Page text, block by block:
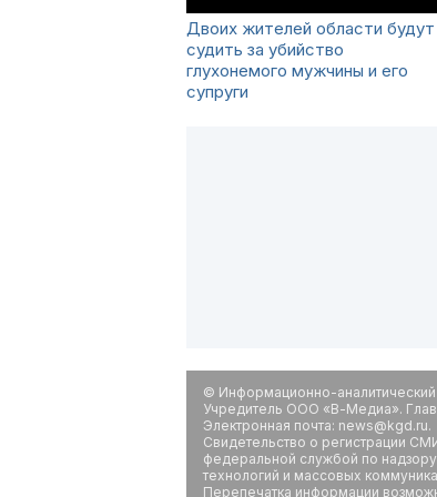
Двоих жителей области будут
судить за убийство
глухонемого мужчины и его
супруги
© Информационно-аналитический
Учредитель ООО «В-Медиа».
Электронная почта: news@kgd.ru.
Свидетельство о регистрации
федеральной службой по
технологий и массовых
Перепечатка информации